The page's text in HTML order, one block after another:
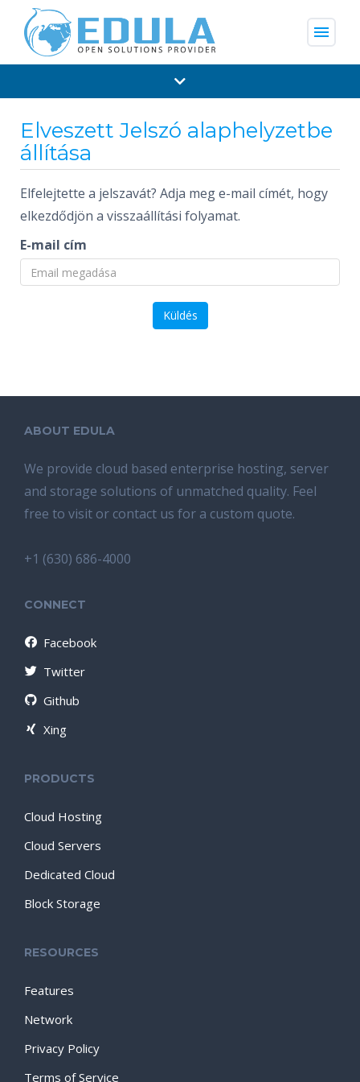
menu
Elveszett Jelszó alaphelyzetbe
állítása
Elfelejtette a jelszavát? Adja meg e-mail címét, hogy
elkezdődjön a visszaállítási folyamat.
E-mail cím
Küldés
ABOUT EDULA
We provide cloud based enterprise hosting, server
and storage solutions of unmatched quality. Feel
free to visit or contact us for a custom quote.
+1 (630) 686-4000
CONNECT
Facebook
Twitter
Github
Xing
PRODUCTS
Cloud Hosting
Cloud Servers
Dedicated Cloud
Block Storage
RESOURCES
Features
Network
Privacy Policy
Terms of Service